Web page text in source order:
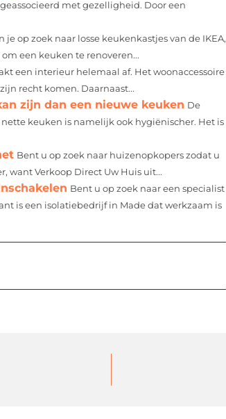
met gezelligheid. Door een
je op zoek naar losse keukenkastjes van de IKEA,
een keuken te renoveren...
een interieur helemaal af. Het woonaccessoire
recht komen. Daarnaast...
zijn dan een nieuwe keuken De
keuken is namelijk ook hygiënischer. Het is
Bent u op zoek naar huizenopkopers zodat u
want Verkoop Direct Uw Huis uit...
Bent u op zoek naar een specialist
is een isolatiebedrijf in Made dat werkzaam is